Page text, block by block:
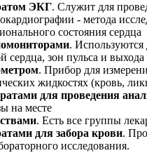
ЭКГ. Служит для
- метода
состояния сердца
. Используются
сердца, зон пульса и
. Прибор для
жидкостях (кровь,
для проведения
на месте
. Есть все группы
для забора крови.
исследования.